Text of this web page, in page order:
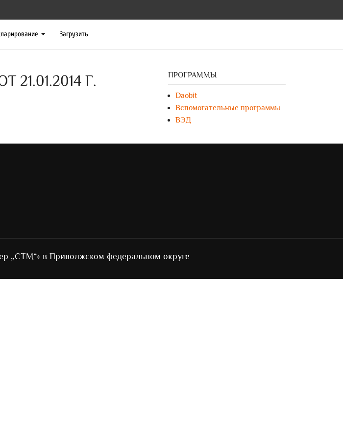
Загрузить
Г. ПРОГРАММЫ
Daobit
Вспомогательные программы
ВЭД
„СТМ“» в Приволжском федеральном округе